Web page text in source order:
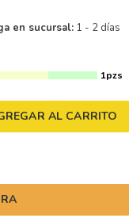
en sucursal: 1 - 2 días
1pzs
AL CARRITO